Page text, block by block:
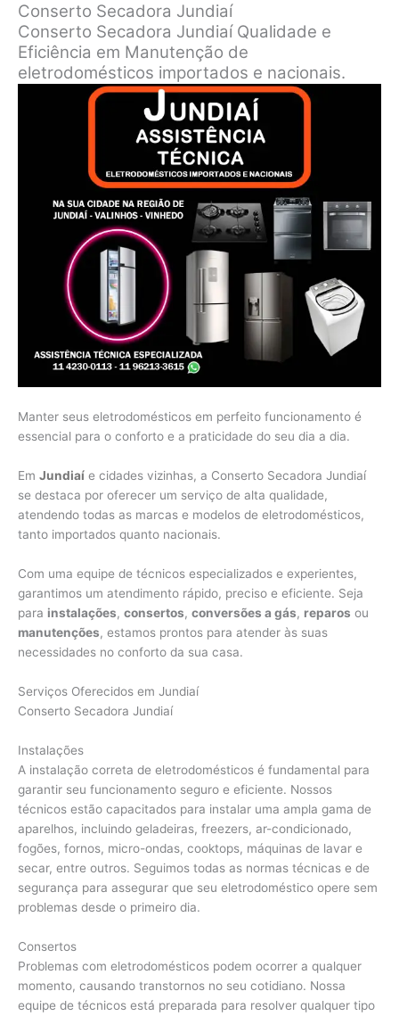
Conserto Secadora Jundiaí
Conserto Secadora Jundiaí Qualidade e
Eficiência em Manutenção de
eletrodomésticos importados e nacionais.
Manter seus eletrodomésticos em perfeito funcionamento é
essencial para o conforto e a praticidade do seu dia a dia.
Em Jundiaí e cidades vizinhas, a Conserto Secadora Jundiaí
se destaca por oferecer um serviço de alta qualidade,
atendendo todas as marcas e modelos de eletrodomésticos,
tanto importados quanto nacionais.
Com uma equipe de técnicos especializados e experientes,
garantimos um atendimento rápido, preciso e eficiente. Seja
para instalações, consertos, conversões a gás, reparos ou
manutenções, estamos prontos para atender às suas
necessidades no conforto da sua casa.
Serviços Oferecidos em Jundiaí
Conserto Secadora Jundiaí
Instalações
A instalação correta de eletrodomésticos é fundamental para
garantir seu funcionamento seguro e eficiente. Nossos
técnicos estão capacitados para instalar uma ampla gama de
aparelhos, incluindo geladeiras, freezers, ar-condicionado,
fogões, fornos, micro-ondas, cooktops, máquinas de lavar e
secar, entre outros. Seguimos todas as normas técnicas e de
segurança para assegurar que seu eletrodoméstico opere sem
problemas desde o primeiro dia.
Consertos
Problemas com eletrodomésticos podem ocorrer a qualquer
momento, causando transtornos no seu cotidiano. Nossa
equipe de técnicos está preparada para resolver qualquer tipo